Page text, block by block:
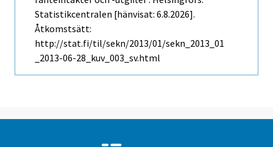
Statistikcentralen [hänvisat: 6.8.2026].
Åtkomstsätt:
http://stat.fi/til/sekn/2013/01/sekn_2013_01
_2013-06-28_kuv_003_sv.html